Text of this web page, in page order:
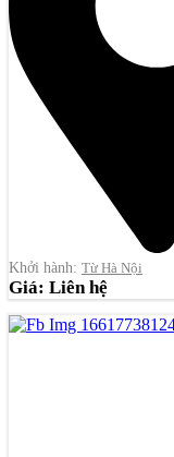
Khởi hành: Từ Hà Nội
Giá: Liên hệ